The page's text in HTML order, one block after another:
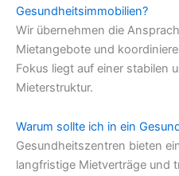
Gesundheitsimmobilien?
Wir übernehmen die
Mietangebote und
Fokus liegt auf einer stabilen
Mieterstruktur.
Warum sollte ich in ein
Gesundheitszentren bieten
langfristige Mietverträge und